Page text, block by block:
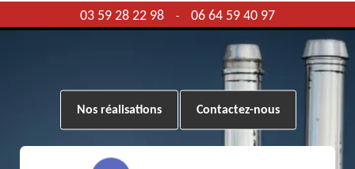
03 59 28 22 98 - 06 64 59 40 97
Nos réalisations Contactez-nous